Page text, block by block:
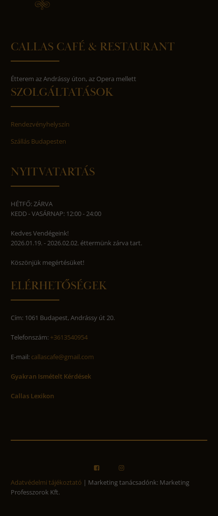
CALLAS CAFÉ & RESTAURANT
Étterem az Andrássy úton, az Opera mellett
SZOLGÁLTATÁSOK
Rendezvényhelyszín
Szállás Budapesten
NYITVATARTÁS
HÉTFŐ: ZÁRVA
KEDD - VASÁRNAP: 12:00 - 24:00
Kedves Vendégeink!
2026.01.19. - 2026.02.02. éttermünk zárva tart.
Köszönjük megértésüket!
ELÉRHETŐSÉGEK
Cím: 1061 Budapest, Andrássy út 20.
Telefonszám: +3613540954
E-mail: callascafe@gmail.com
Gyakran Ismételt Kérdések
Callas Lexikon
Adatvédelmi tájékoztató | Marketing tanácsadónk: Marketing
Professzorok Kft.